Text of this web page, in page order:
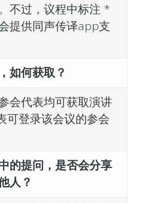
不过，议程中标注 *
提供同声传译app支
如何获取？
会代表均可获取演讲
可登录该会议的参会
的提问，是否会分享
人？